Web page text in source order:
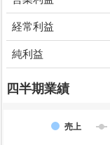
経常利益
純利益
四半期業績
売上